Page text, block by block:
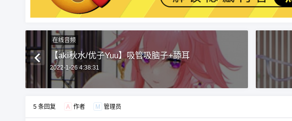
扫描二维码继续阅读
在线音频
【aki秋水/优子Yuu】吸管吸脑子+舔耳
2022-1-26 4:38:31
5 条回复 A 作者 M 管理员